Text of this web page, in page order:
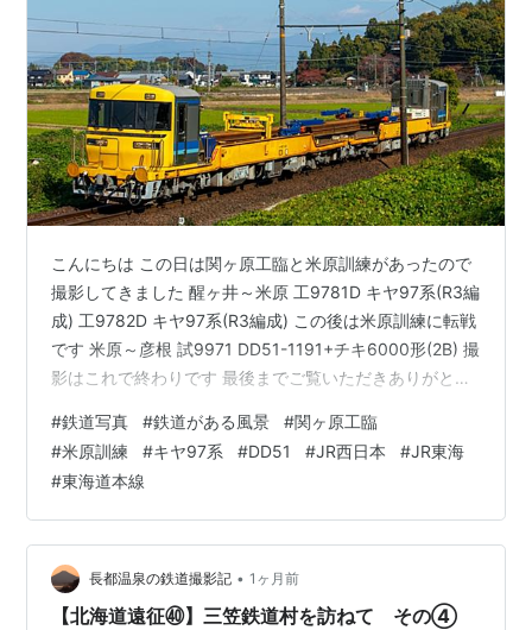
こんにちは この日は関ヶ原工臨と米原訓練があったので
撮影してきました 醒ヶ井～米原 工9781D キヤ97系(R3編
成) 工9782D キヤ97系(R3編成) この後は米原訓練に転戦
です 米原～彦根 試9971 DD51-1191+チキ6000形(2B) 撮
影はこれで終わりです 最後までご覧いただきありがとう
#鉄道写真 #鉄道がある風景 #関ヶ原工臨
#米原訓練 #キヤ97系 #DD51 #JR西日本 #JR東海
#東海道本線
長都温泉の鉄道撮影記 • 1ヶ月前
【北海道遠征㊵】三笠鉄道村を訪ねて その④